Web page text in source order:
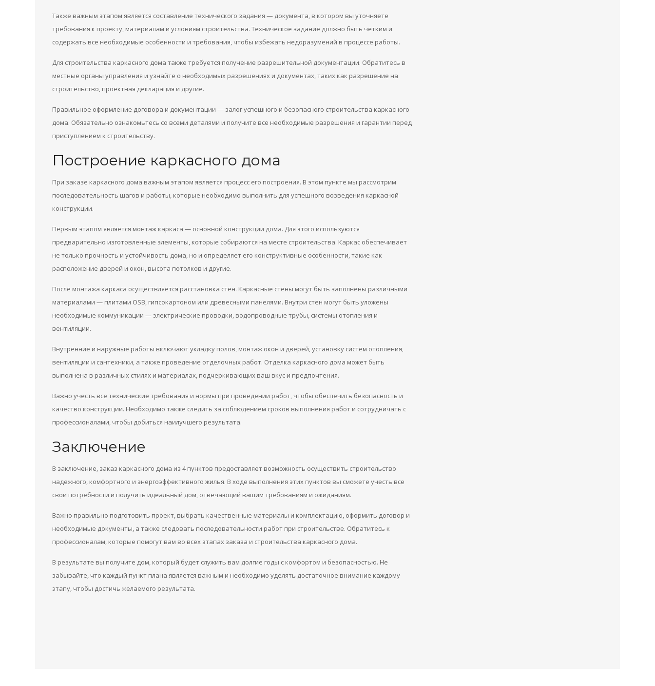
Также важным этапом является составление технического задания — документа, в котором вы уточняете
требования к проекту, материалам и условиям строительства. Техническое задание должно быть четким и
содержать все необходимые особенности и требования, чтобы избежать недоразумений в процессе работы.
Для строительства каркасного дома также требуется получение разрешительной документации. Обратитесь в
местные органы управления и узнайте о необходимых разрешениях и документах, таких как разрешение на
строительство, проектная декларация и другие.
Правильное оформление договора и документации — залог успешного и безопасного строительства каркасного
дома. Обязательно ознакомьтесь со всеми деталями и получите все необходимые разрешения и гарантии перед
приступлением к строительству.
Построение каркасного дома
При заказе каркасного дома важным этапом является процесс его построения. В этом пункте мы рассмотрим
последовательность шагов и работы, которые необходимо выполнить для успешного возведения каркасной
конструкции.
Первым этапом является монтаж каркаса — основной конструкции дома. Для этого используются
предварительно изготовленные элементы, которые собираются на месте строительства. Каркас обеспечивает
не только прочность и устойчивость дома, но и определяет его конструктивные особенности, такие как
расположение дверей и окон, высота потолков и другие.
После монтажа каркаса осуществляется расстановка стен. Каркасные стены могут быть заполнены различными
материалами — плитами OSB, гипсокартоном или древесными панелями. Внутри стен могут быть уложены
необходимые коммуникации — электрические проводки, водопроводные трубы, системы отопления и
вентиляции.
Внутренние и наружные работы включают укладку полов, монтаж окон и дверей, установку систем отопления,
вентиляции и сантехники, а также проведение отделочных работ. Отделка каркасного дома может быть
выполнена в различных стилях и материалах, подчеркивающих ваш вкус и предпочтения.
Важно учесть все технические требования и нормы при проведении работ, чтобы обеспечить безопасность и
качество конструкции. Необходимо также следить за соблюдением сроков выполнения работ и сотрудничать с
профессионалами, чтобы добиться наилучшего результата.
Заключение
В заключение, заказ каркасного дома из 4 пунктов предоставляет возможность осуществить строительство
надежного, комфортного и энергоэффективного жилья. В ходе выполнения этих пунктов вы сможете учесть все
свои потребности и получить идеальный дом, отвечающий вашим требованиям и ожиданиям.
Важно правильно подготовить проект, выбрать качественные материалы и комплектацию, оформить договор и
необходимые документы, а также следовать последовательности работ при строительстве. Обратитесь к
профессионалам, которые помогут вам во всех этапах заказа и строительства каркасного дома.
В результате вы получите дом, который будет служить вам долгие годы с комфортом и безопасностью. Не
забывайте, что каждый пункт плана является важным и необходимо уделять достаточное внимание каждому
этапу, чтобы достичь желаемого результата.